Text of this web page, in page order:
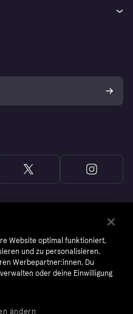
Dein Widerrufsrecht
Website optimal funktioniert,
und zu personalisieren.
Werbepartner:innen. Du
oder deine Einwilligung
ändern